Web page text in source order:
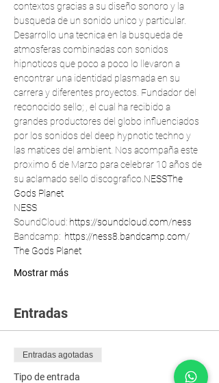
contextos gracias a su diseño sonoro y la
busqueda de un sonido unico y particular.
Desarrollo una tecnica en la busqueda de
atmosferas combinadas con sonidos
hipnoticos que poco a poco lo llevaron a
encontrar una identidad plasmada en su
carrera y diferentes proyectos. Fundador del
reconocido sello; , el cual ha recibido a
grandes productores del globo influenciados
por los sonidos del deep hypnotic techno y
las matices del ambient. Nos acompaña este
proximo 6 de Marzo para celebrar 10 años de
su aclamado sello discografico. NESSThe
Gods Planet
NESS
SoundCloud: https://soundcloud.com/ness
Bandcamp: https://ness8.bandcamp.com/
The Gods Planet
Mostrar más
Entradas
Entradas agotadas
Tipo de entrada